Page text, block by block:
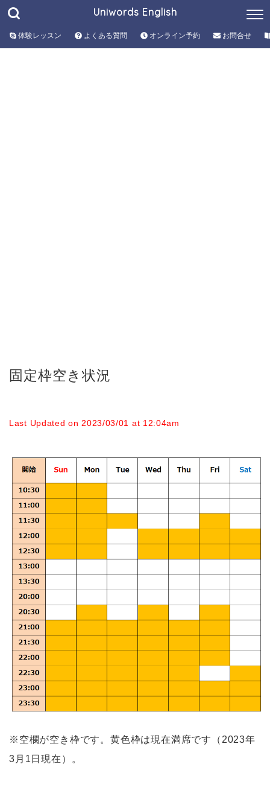
Uniwords English
体験レッスン よくある質問 オンライン予約 お問合せ
固定枠空き状況
Last Updated on 2023/03/01 at 12:04am
※空欄が空き枠です。黄色枠は現在満席です（2023年
3月1日現在）。
Video Learning